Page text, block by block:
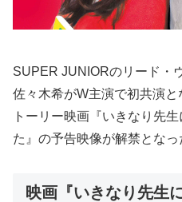
SUPER JUNIORのリード・
佐々木希がW主演で初共演
トーリー映画『いきなり先
た』の予告映像が解禁となっ
映画『いきなり先生